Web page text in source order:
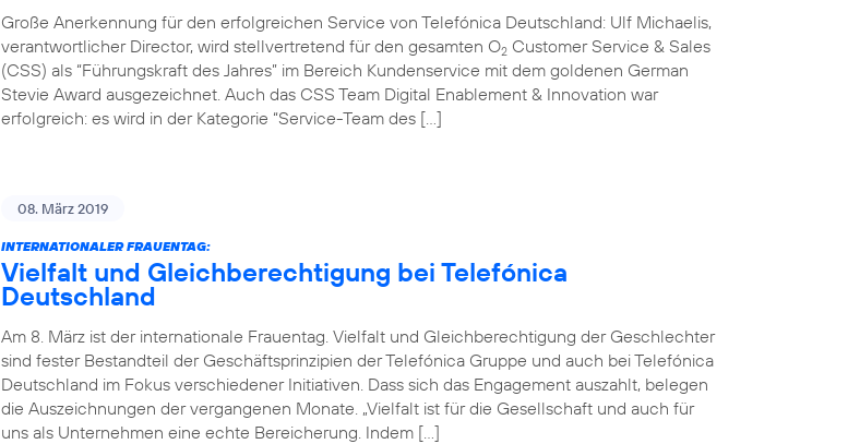
Große Anerkennung für den erfolgreichen Service von Telefónica Deutschland: Ulf Michaelis,
verantwortlicher Director, wird stellvertretend für den gesamten O2 Customer Service & Sales
(CSS) als “Führungskraft des Jahres” im Bereich Kundenservice mit dem goldenen German
Stevie Award ausgezeichnet. Auch das CSS Team Digital Enablement & Innovation war
erfolgreich: es wird in der Kategorie “Service-Team des […]
08. März 2019
INTERNATIONALER FRAUENTAG:
Vielfalt und Gleichberechtigung bei Telefónica
Deutschland
Am 8. März ist der internationale Frauentag. Vielfalt und Gleichberechtigung der Geschlechter
sind fester Bestandteil der Geschäftsprinzipien der Telefónica Gruppe und auch bei Telefónica
Deutschland im Fokus verschiedener Initiativen. Dass sich das Engagement auszahlt, belegen
die Auszeichnungen der vergangenen Monate. „Vielfalt ist für die Gesellschaft und auch für
uns als Unternehmen eine echte Bereicherung. Indem […]